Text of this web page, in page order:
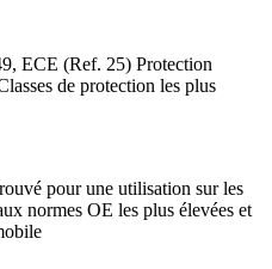
ECE (Ref. 25) Protection
de protection les plus
pour une utilisation sur les
normes OE les plus élevées et